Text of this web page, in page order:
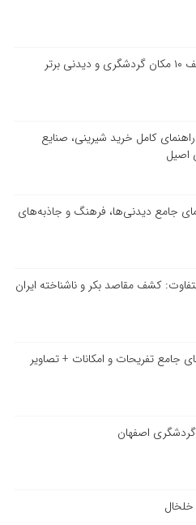
کامل خرید شیرینی، صنایع
اصیل
جامع دیدنی‌ها، فرهنگ و جاذبه‌های
کشف مقاصد بکر و ناشناخته ایران
جامع تفریحات و امکانات + تصاویر
اصفهان
خلخال